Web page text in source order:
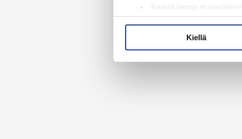
Kerätä tietoja
Tunnistaa laitteesi
Lue lisää siitä, miten
Käytämme evästeitä
ja kävijämäärämme
kumppaneillemme tietoja siitä,
olet antanut heille tai joita on
Kiellä